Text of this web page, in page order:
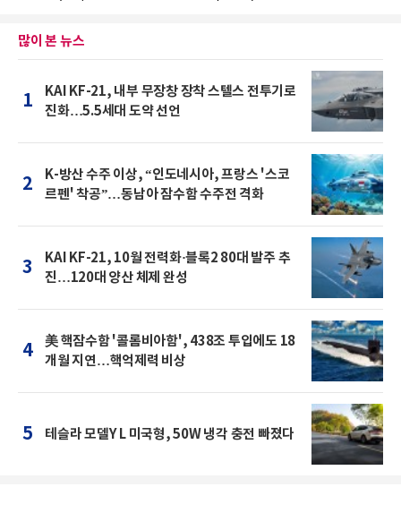
많이 본 뉴스
1
KAI KF-21, 내부 무장창 장착 스텔스 전투기로
진화…5.5세대 도약 선언
2
K-방산 수주 이상, “인도네시아, 프랑스 '스코
르펜' 착공”…동남아 잠수함 수주전 격화
3
KAI KF-21, 10월 전력화·블록2 80대 발주 추
진…120대 양산 체제 완성
4
美 핵잠수함 '콜롬비아함', 438조 투입에도 18
개월 지연…핵억제력 비상
5 테슬라 모델Y L 미국형, 50W 냉각 충전 빠졌다